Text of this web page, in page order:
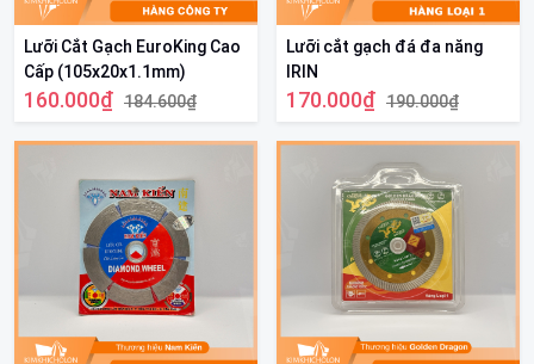
Lưỡi Cắt Gạch EuroKing Cao
Cấp (105x20x1.1mm)
160.000₫ 184.600₫
Lưỡi cắt gạch đá đa năng
IRIN
170.000₫ 190.000₫